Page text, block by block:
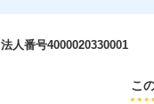
法人番号4000020330001
こ